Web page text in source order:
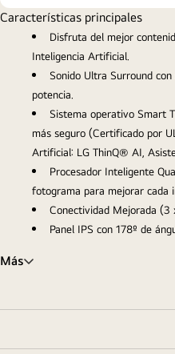
Características principales
Disfruta del mejor
Inteligencia Artificial.
Sonido Ultra Surround
potencia.
Sistema operativo Smart
más seguro (Certificado por
Artificial: LG ThinQ® AI,
Procesador Inteligente
fotograma para mejorar cada
Conectividad Mejorada
Panel IPS con 178º de
Más